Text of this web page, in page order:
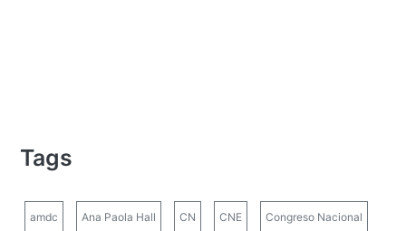
Tags
amdc Ana Paola Hall CN CNE Congreso Nacional